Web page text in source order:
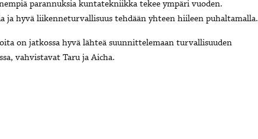
parannuksia kuntatekniikka tekee ympäri vuoden.
ja hyvä liikenneturvallisuus tehdään yhteen hiileen puhaltamalla.
on jatkossa hyvä lähteä suunnittelemaan turvallisuuden
vahvistavat Taru ja Aicha.